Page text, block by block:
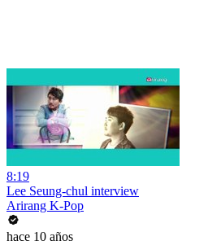
8:19
Lee Seung-chul interview
Arirang K-Pop
hace 10 años